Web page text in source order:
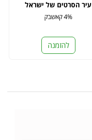
עיר הסרטים של ישראל
4% קאשבק
להזמנה